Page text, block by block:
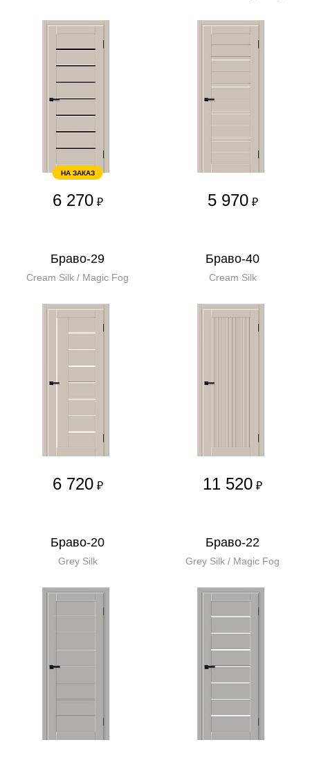
НА ЗАКАЗ
6 270 ₽ 5 970 ₽
Браво-29
Cream Silk / Magic Fog
6 720 ₽
Браво-40
Cream Silk
11 520 ₽
Браво-20
Grey Silk
Браво-22
Grey Silk / Magic Fog